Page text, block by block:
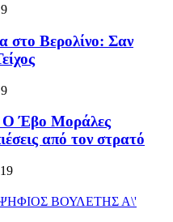
στο Βερολίνο: Σαν
O Έβο Μοράλες
από τον στρατό